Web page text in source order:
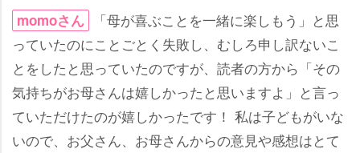
momoさん
「母が喜ぶことを一緒に楽しもう」と思
っていたのにことごとく失敗し、むしろ申し訳ないこ
とをしたと思っていたのですが、読者の方から「その
気持ちがお母さんは嬉しかったと思いますよ」と言っ
ていただけたのが嬉しかったです！ 私は子どもがいな
いので、お父さん、お母さんからの意見や感想はとて